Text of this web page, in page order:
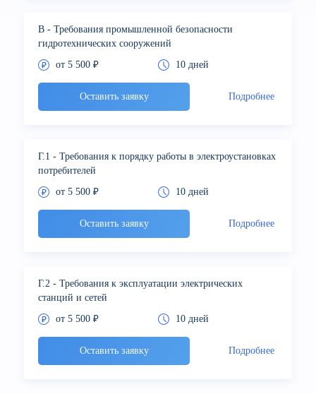
В - Требования промышленной безопасности
гидротехнических сооружений
от 5 500 ₽
10 дней
Оставить заявку Подробнее
Г.1 - Требования к порядку работы в электроустановках
потребителей
от 5 500 ₽
10 дней
Оставить заявку Подробнее
Г.2 - Требования к эксплуатации электрических
станций и сетей
от 5 500 ₽
10 дней
Оставить заявку Подробнее